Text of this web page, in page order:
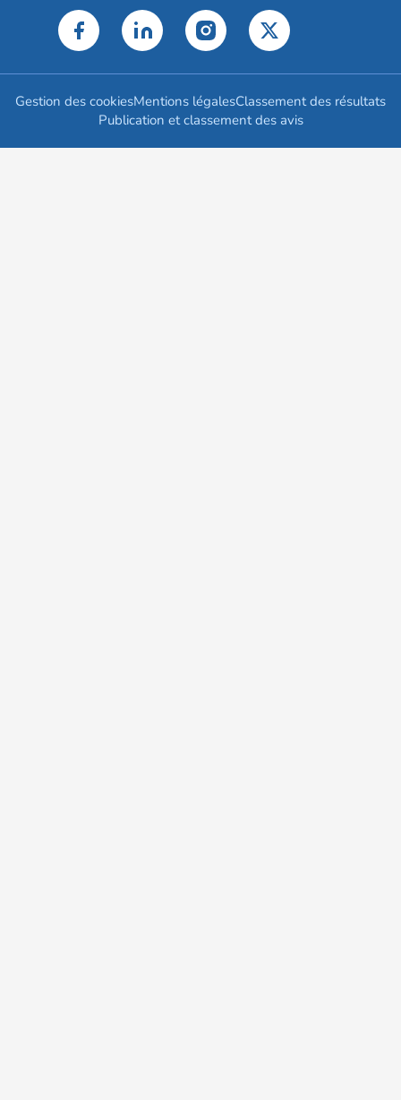
Gestion des cookiesMentions légalesClassement des résultats
Publication et classement des avis